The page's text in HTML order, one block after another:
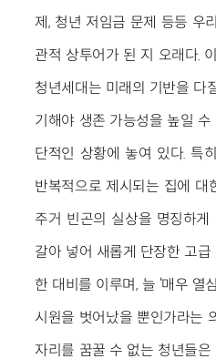
제, 청년 저임금 문제 등등 우
관적 상투어가 된 지 오래다.
청년세대는 미래의 기반을 다
기해야 생존 가능성을 높일
단적인 상황에 놓여 있다. 특
반복적으로 제시되는 집에
주거 빈곤의 실상을 명징하
갈아 넣어 새롭게 단장한 고
한 대비를 이루며, 늘 ‘매우 열
시원을 벗어났을 뿐인가라는
자리를 꿈꿀 수 없는 청년들